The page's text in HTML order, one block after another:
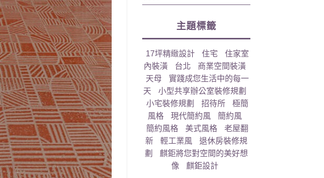
主題標籤
17坪精緻設計 住宅
住家室
內裝潢
台北
商業空間裝潢
天母
實踐成您生活中的每一
天
小型共享辦公室裝修規劃
小宅裝修規劃
招待所
極簡
風格
現代簡約風
簡約風
簡約風格
美式風格
老屋翻
新
輕工業風
退休房裝修規
劃
麒鉅將您對空間的美好想
像
麒鉅設計